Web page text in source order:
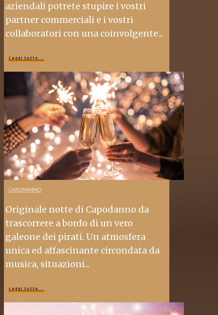
aziendali potrete stupire i vostri
partner commerciali e i vostri
collaboratori con una coinvolgente...
Leggi tutto...
CAPODANNO
Originale notte di Capodanno da
trascorrere a bordo di un vero
galeone dei pirati. Un atmosfera
unica ed affascinante circondata da
musica, situazioni...
Leggi tutto...